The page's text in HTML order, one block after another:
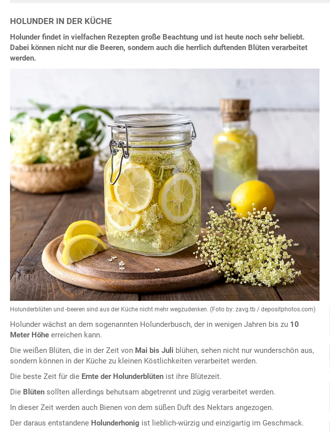
HOLUNDER IN DER KÜCHE
Holunder findet in vielfachen Rezepten große Beachtung und ist heute noch sehr beliebt.
Dabei können nicht nur die Beeren, sondern auch die herrlich duftenden Blüten verarbeitet
werden.
Holunderblüten und -beeren sind aus der Küche nicht mehr wegzudenken. (Foto by: zavg.tb / depositphotos.com)
Holunder wächst an dem sogenannten Holunderbusch, der in wenigen Jahren bis zu 10
Meter Höhe erreichen kann.
Die weißen Blüten, die in der Zeit von Mai bis Juli blühen, sehen nicht nur wunderschön aus,
sondern können in der Küche zu kleinen Köstlichkeiten verarbeitet werden.
Die beste Zeit für die Ernte der Holunderblüten ist ihre Blütezeit.
Die Blüten sollten allerdings behutsam abgetrennt und zügig verarbeitet werden.
In dieser Zeit werden auch Bienen von dem süßen Duft des Nektars angezogen.
Der daraus entstandene Holunderhonig ist lieblich-würzig und einzigartig im Geschmack.